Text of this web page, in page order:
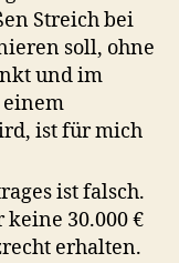
Streich bei
soll, ohne
und im
ist für mich
ist falsch.
30.000 €
erhalten.